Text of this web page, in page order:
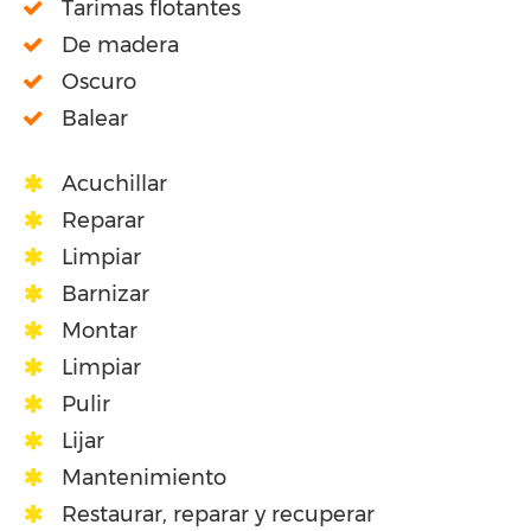
Tarimas flotantes
De madera
Oscuro
Balear
Acuchillar
Reparar
Limpiar
Barnizar
Montar
Limpiar
Pulir
Lijar
Mantenimiento
Restaurar, reparar y recuperar